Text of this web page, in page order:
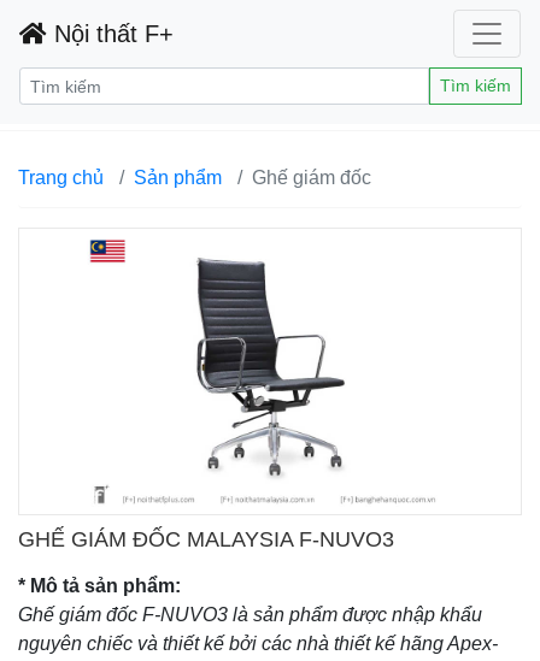
Nội thất F+
Tìm kiếm
Trang chủ Sản phẩm Ghế giám đốc
GHẾ GIÁM ĐỐC MALAYSIA F-NUVO3
* Mô tả sản phẩm:
Ghế giám đốc F-NUVO3 là sản phẩm được nhập khẩu
nguyên chiếc và thiết kế bởi các nhà thiết kế hãng Apex-